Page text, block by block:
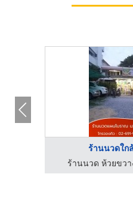
ร้านนวดใก
ร้านนวด ห้วยขว